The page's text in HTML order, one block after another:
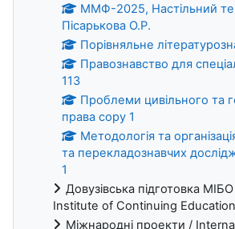
ММФ-2025, Настільний
Пісарькова О.Р.
Порівняльне
Правознавство для
113
Проблеми цивільного та
права copy 1
Методологія та
та перекладознавчих
1
Довузівська підготовка
Institute of Continuing Education
Міжнародні проекти /